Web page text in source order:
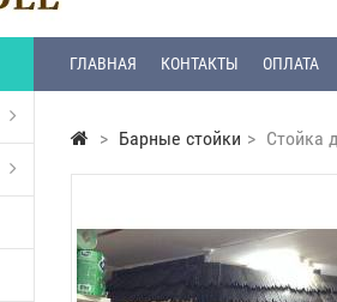
ГЛАВНАЯ КОНТАКТЫ ОПЛАТА
> Барные стойки > Стойка